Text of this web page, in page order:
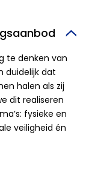
te denken van
duidelijk dat
halen als zij
dit realiseren
fysieke en
veiligheid én